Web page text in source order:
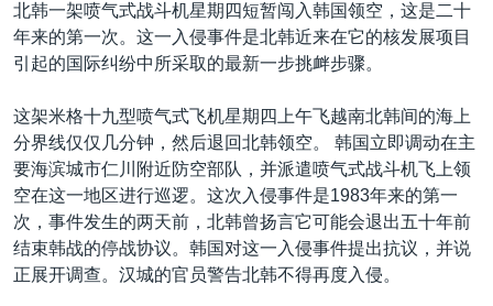
转
导
跳
到
检
索
国际
最新国际新闻
中东
欧洲
非洲
美洲
分类新闻
人权·法律·宗教
科教·文娱·体健
军事
劳工
热点专题
白宫要闻
国会报道
美中关系
VOA视频
VOA今日焦点
中文广播
北韩一架喷气式战斗机星期四短暂闯入韩国领空，这是二十
年来的第一次。这一入侵事件是北韩近来在它的核发展项目
引起的国际纠纷中所采取的最新一步挑衅步骤。
这架米格十九型喷气式飞机星期四上午飞越南北韩间的海上
分界线仅仅几分钟，然后退回北韩领空。 韩国立即调动在主
要海滨城市仁川附近防空部队，并派遣喷气式战斗机飞上领
空在这一地区进行巡逻。这次入侵事件是1983年来的第一
次，事件发生的两天前，北韩曾扬言它可能会退出五十年前
结束韩战的停战协议。韩国对这一入侵事件提出抗议，并说
正展开调查。汉城的官员警告北韩不得再度入侵。